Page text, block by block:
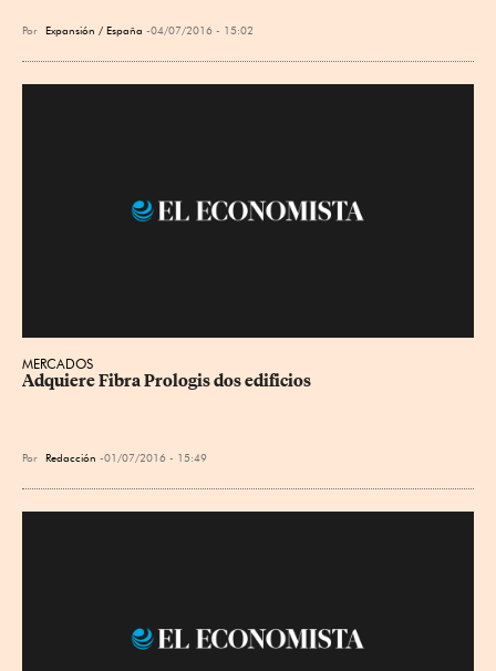
Por Expansión / España 04/07/2016 - 15:02
MERCADOS
Adquiere Fibra Prologis dos edificios
Por Redacción 01/07/2016 - 15:49